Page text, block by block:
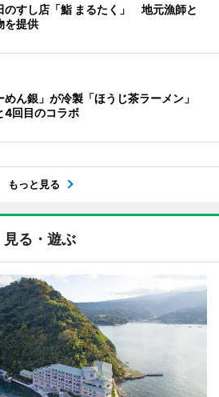
のすし店「鮨 まるたく」 地元漁師と
を提供
めん銀」が冷製「ほうじ茶ラーメン」
4回目のコラボ
もっと見る
見る・遊ぶ